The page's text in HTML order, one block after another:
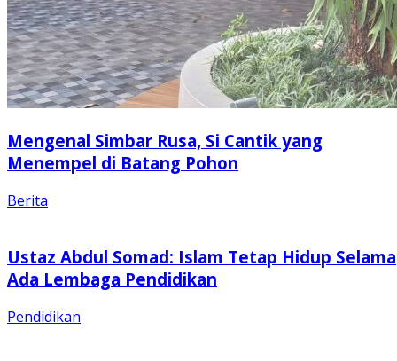
Mengenal Simbar Rusa, Si Cantik yang
Menempel di Batang Pohon
Berita
Ustaz Abdul Somad: Islam Tetap Hidup Selama
Ada Lembaga Pendidikan
Pendidikan